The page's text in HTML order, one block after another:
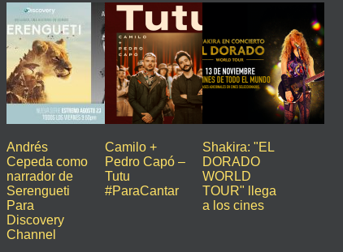
Andrés
Cepeda como
narrador de
Serengueti
Para
Discovery
Channel
Camilo +
Pedro Capó –
Tutu
#ParaCantar
Shakira: "EL
DORADO
WORLD
TOUR" llega
a los cines